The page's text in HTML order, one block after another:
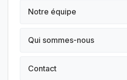
Notre équipe
Qui sommes-nous
Contact